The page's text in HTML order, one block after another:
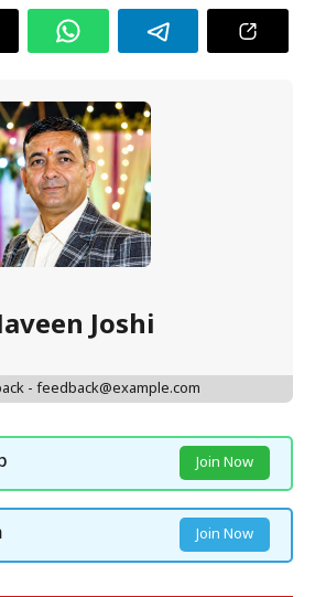
Joshi
- feedback@example.com
Join Now
Join Now